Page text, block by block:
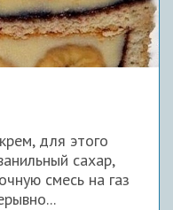
для этого
сахар,
смесь на газ